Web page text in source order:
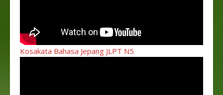
Kosakata Bahasa Jepang JLPT N5